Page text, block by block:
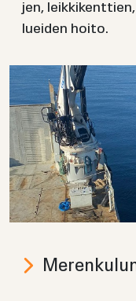
jen,
luei­den hoito.